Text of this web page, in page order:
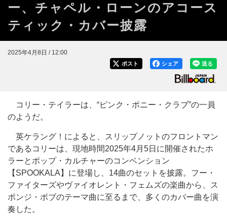
ー、チャペル・ローンのアコース
ティック・カバー披露
2025年4月8日 / 12:00
送る
シェア
ポスト
コリー・テイラーは、“ピンク・ポニー・クラブ”の一員
のようだ。
英ケラング！によると、スリップノットのフロントマン
であるコリーは、現地時間2025年4月5日に開催されたホ
ラーとポップ・カルチャーのコンベンション
【SPOOKALA】に登場し、14曲のセットを披露。フー・
ファイターズやヴァイオレント・フェムズの楽曲から、ス
ポンジ・ボブのテーマ曲に至るまで、多くのカバー曲を演
奏した。